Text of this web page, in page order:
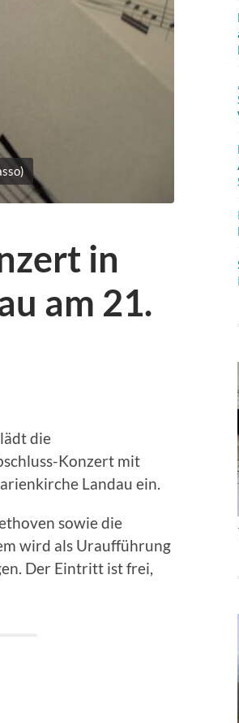
in
am 21.
die
Konzert mit
Landau ein.
sowie die
wird als Uraufführung
Der Eintritt ist frei,